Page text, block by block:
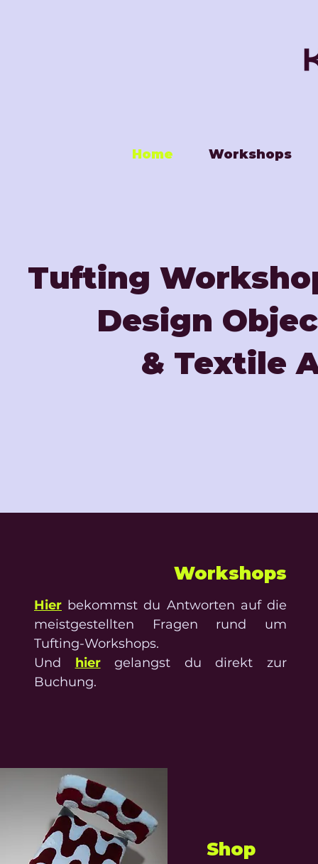
Home Workshops
Tufting
Design
& Textile
Workshops
Hier bekommst du Antworten auf die
meistgestellten Fragen rund um
Tufting-Workshops.
Und hiergelangst du direkt zur
Buchung.
Shop